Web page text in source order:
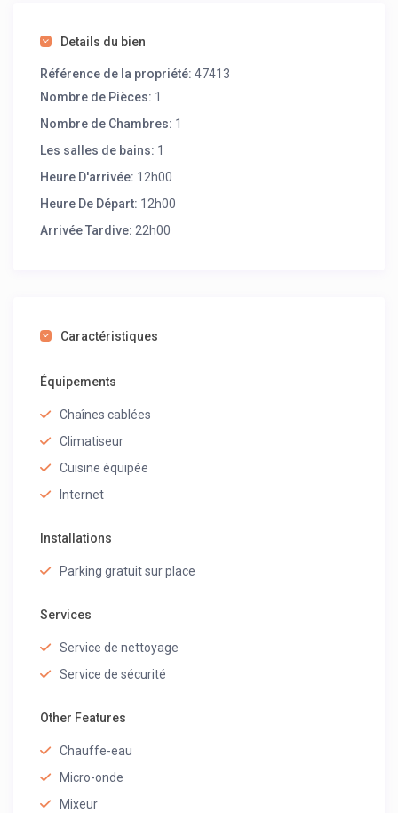
Details du bien
Référence de la propriété: 47413
Nombre de Pièces: 1
Nombre de Chambres: 1
Les salles de bains: 1
Heure D'arrivée: 12h00
Heure De Départ: 12h00
Arrivée Tardive: 22h00
Caractéristiques
Équipements
Chaînes cablées
Climatiseur
Cuisine équipée
Internet
Installations
Parking gratuit sur place
Services
Service de nettoyage
Service de sécurité
Other Features
Chauffe-eau
Micro-onde
Mixeur